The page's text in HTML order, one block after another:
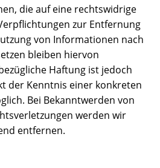
die auf eine rechtswidrige
zur Entfernung
von Informationen nach
bleiben hiervon
Haftung ist jedoch
der Kenntnis einer konkreten
Bei Bekanntwerden von
werden wir
entfernen.